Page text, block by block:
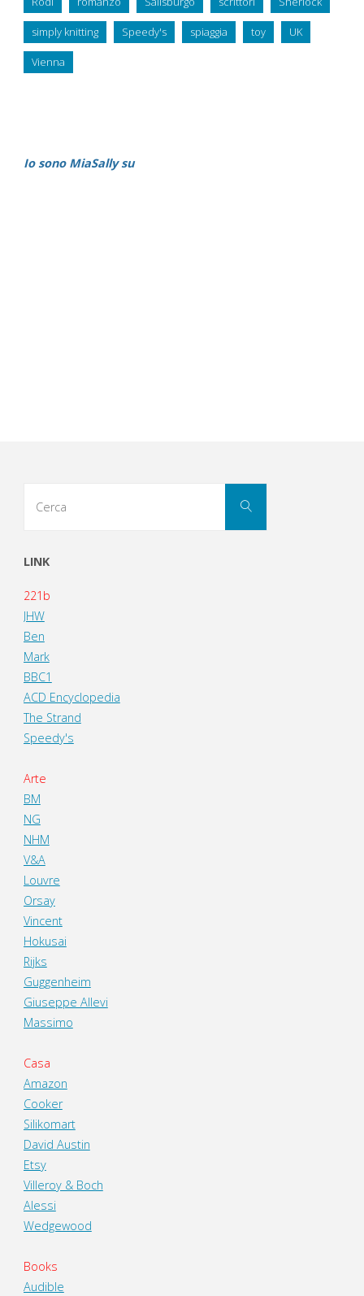
simply knitting Speedy's spiaggia toy UK
Vienna
Io sono MiaSally su
Cerca
LINK
221b
JHW
Ben
Mark
BBC1
ACD Encyclopedia
The Strand
Speedy's
Arte
BM
NG
NHM
V&A
Louvre
Orsay
Vincent
Hokusai
Rijks
Guggenheim
Giuseppe Allevi
Massimo
Casa
Amazon
Cooker
Silikomart
David Austin
Etsy
Villeroy & Boch
Alessi
Wedgewood
Books
Audible